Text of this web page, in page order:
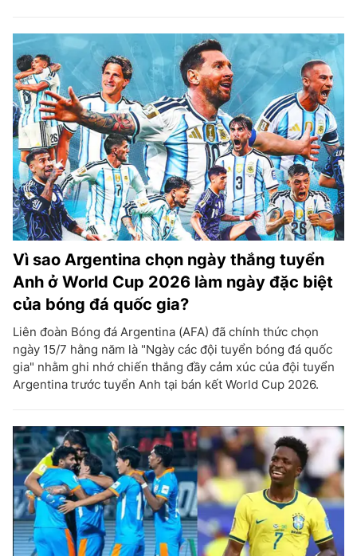
Vì sao Argentina chọn ngày thắng tuyển
Anh ở World Cup 2026 làm ngày đặc biệt
của bóng đá quốc gia?
Liên đoàn Bóng đá Argentina (AFA) đã chính thức chọn
ngày 15/7 hằng năm là "Ngày các đội tuyển bóng đá quốc
gia" nhằm ghi nhớ chiến thắng đầy cảm xúc của đội tuyển
Argentina trước tuyển Anh tại bán kết World Cup 2026.